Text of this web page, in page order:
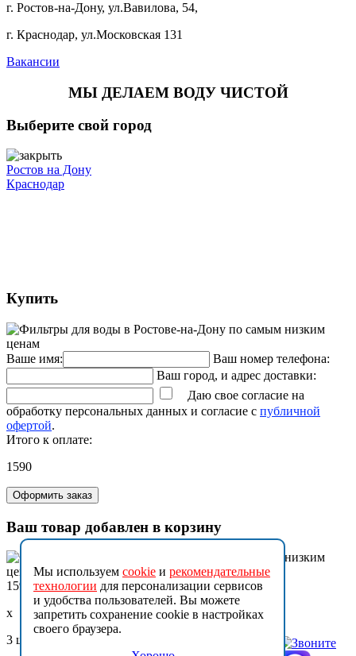
г. Ростов-на-Дону, ул.Вавилова, 54,
г. Краснодар, ул.Московская 131
Вакансии
МЫ ДЕЛАЕМ ВОДУ ЧИСТОЙ
Выберите свой город
Ростов на Дону
Краснодар
Купить
Ваше имя:
Ваш номер телефона:
Ваш город, и адрес доставки:
Даю свое согласие на
обработку персональных данных и согласие с публичной
офертой.
Итого к оплате:
1590
Оформить заказ
Ваш товар добавлен в корзину
1590
x
3 шт.
Мы используем cookie и рекомендательные
технологии для персонализации сервисов
и удобства пользователей. Вы можете
запретить сохранение cookie в настройках
своего браузера.